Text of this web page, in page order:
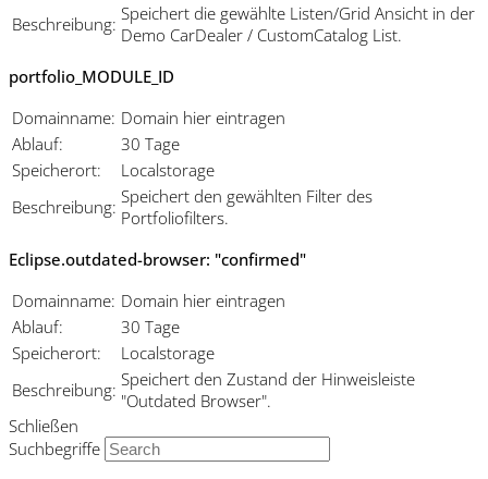
Beschreibung: Speichert die gewählte Listen/Grid Ansicht in der
Demo CarDealer / CustomCatalog List.
portfolio_MODULE_ID
Domainname: Domain hier eintragen
Ablauf:
30 Tage
Speicherort:
Localstorage
Beschreibung: Speichert den gewählten Filter des
Portfoliofilters.
Eclipse.outdated-browser: "confirmed"
Domainname: Domain hier eintragen
Ablauf:
30 Tage
Speicherort:
Localstorage
Beschreibung: Speichert den Zustand der Hinweisleiste
"Outdated Browser".
Schließen
Suchbegriffe